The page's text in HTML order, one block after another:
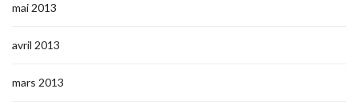
mai 2013
avril 2013
mars 2013